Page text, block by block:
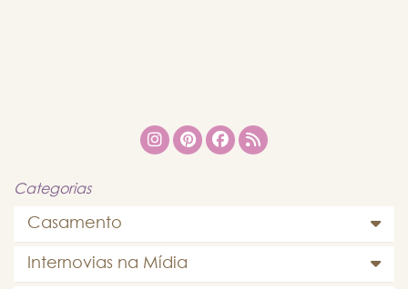
Categorias
Casamento
Internovias na Mídia